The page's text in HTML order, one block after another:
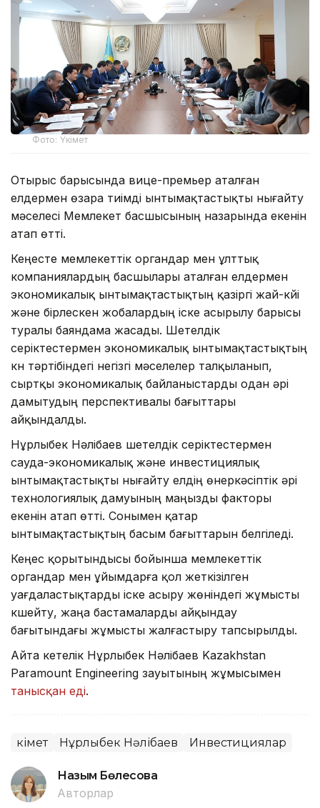
Фото: Үкімет
Отырыс барысында вице-премьер аталған
елдермен өзара тиімді ынтымақтастықты нығайту
мәселесі Мемлекет басшысының назарында екенін
атап өтті.
Кеңесте мемлекеттік органдар мен ұлттық
компаниялардың басшылары аталған елдермен
экономикалық ынтымақтастықтың қазіргі жай-күйі
және бірлескен жобалардың іске асырылу барысы
туралы баяндама жасады. Шетелдік
серіктестермен экономикалық ынтымақтастықтың
күн тәртібіндегі негізгі мәселелер талқыланып,
сыртқы экономикалық байланыстарды одан әрі
дамытудың перспективалы бағыттары
айқындалды.
Нұрлыбек Нәлібаев шетелдік серіктестермен
сауда-экономикалық және инвестициялық
ынтымақтастықты нығайту елдің өнеркәсіптік әрі
технологиялық дамуының маңызды факторы
екенін атап өтті. Сонымен қатар
ынтымақтастықтың басым бағыттарын белгіледі.
Кеңес қорытындысы бойынша мемлекеттік
органдар мен ұйымдарға қол жеткізілген
уағдаластықтарды іске асыру жөніндегі жұмысты
күшейту, жаңа бастамаларды айқындау
бағытындағы жұмысты жалғастыру тапсырылды.
Айта кетелік Нұрлыбек Нәлібаев Kazakhstan
Paramount Engineering зауытының жұмысымен
танысқан еді.
Үкімет Нұрлыбек Нәлібаев Инвестициялар
Назым Бөлесова
Авторлар